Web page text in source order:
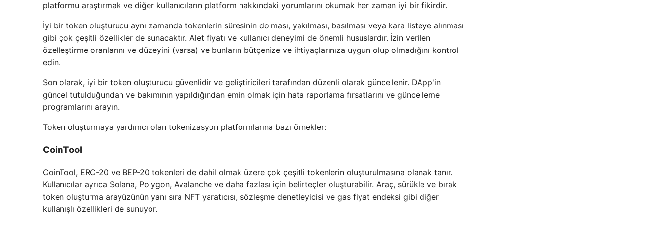
platformu araştırmak ve diğer kullanıcıların platform hakkındaki yorumlarını okumak her zaman iyi bir fikirdir.
İyi bir token oluşturucu aynı zamanda tokenlerin süresinin dolması, yakılması, basılması veya kara listeye alınması
gibi çok çeşitli özellikler de sunacaktır. Alet fiyatı ve kullanıcı deneyimi de önemli hususlardır. İzin verilen
özelleştirme oranlarını ve düzeyini (varsa) ve bunların bütçenize ve ihtiyaçlarınıza uygun olup olmadığını kontrol
edin.
Son olarak, iyi bir token oluşturucu güvenlidir ve geliştiricileri tarafından düzenli olarak güncellenir. DApp'in
güncel tutulduğundan ve bakımının yapıldığından emin olmak için hata raporlama fırsatlarını ve güncelleme
programlarını arayın.
Token oluşturmaya yardımcı olan tokenizasyon platformlarına bazı örnekler:
CoinTool
CoinTool, ERC-20 ve BEP-20 tokenleri de dahil olmak üzere çok çeşitli tokenlerin oluşturulmasına olanak tanır.
Kullanıcılar ayrıca Solana, Polygon, Avalanche ve daha fazlası için belirteçler oluşturabilir. Araç, sürükle ve bırak
token oluşturma arayüzünün yanı sıra NFT yaratıcısı, sözleşme denetleyicisi ve gas fiyat endeksi gibi diğer
kullanışlı özellikleri de sunuyor.